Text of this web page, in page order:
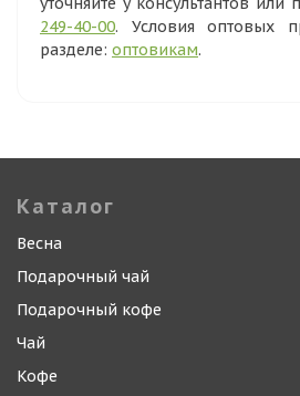
249-40-00. Условия оптовых
разделе: оптовикам.
Каталог
Весна
Подарочный чай
Подарочный кофе
Чай
Кофе